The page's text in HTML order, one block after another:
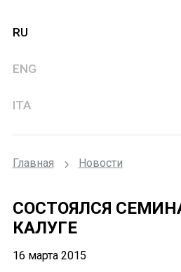
RU
ENG
ITA
Главная Новости
СОСТОЯЛСЯ
КАЛУГЕ
16 марта 2015